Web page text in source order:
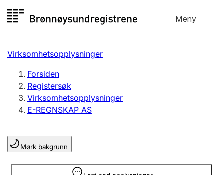
til
Meny
Registersøk
Aksjeselskap
Enkeltpersonforetak
Registrere, endre, slette
Lag og forening
Registrere, endre, slette
Virksomhetsopplysninger
Forsiden
Registersøk
Virksomhetsopplysninger
E-REGNSKAP AS
Mørk bakgrunn
Opplysninger er skjult